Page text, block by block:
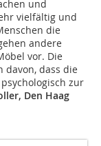
und
vielfältig und
die
andere
vor. Die
davon, dass die
zur
Den Haag